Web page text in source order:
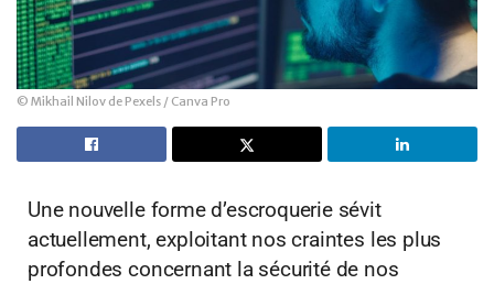
© Mikhail Nilov de Pexels / Canva Pro
Une nouvelle forme d’escroquerie sévit
actuellement, exploitant nos craintes les plus
profondes concernant la sécurité de nos